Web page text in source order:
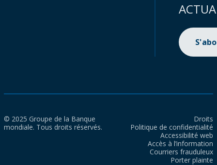
© 2025 Groupe de la Banque
mondiale. Tous droits réservés.
Droits
Politique de confidentialité
Accessibilité web
Accès à l’information
Courriers frauduleux
Porter plainte